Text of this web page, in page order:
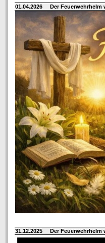
01.04.2026 Der
31.12.2025 Der